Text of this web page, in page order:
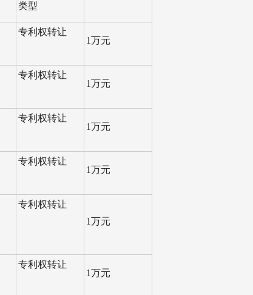
类型
专利权转让
1万元
专利权转让
1万元
专利权转让
1万元
专利权转让
1万元
专利权转让
1万元
专利权转让
1万元